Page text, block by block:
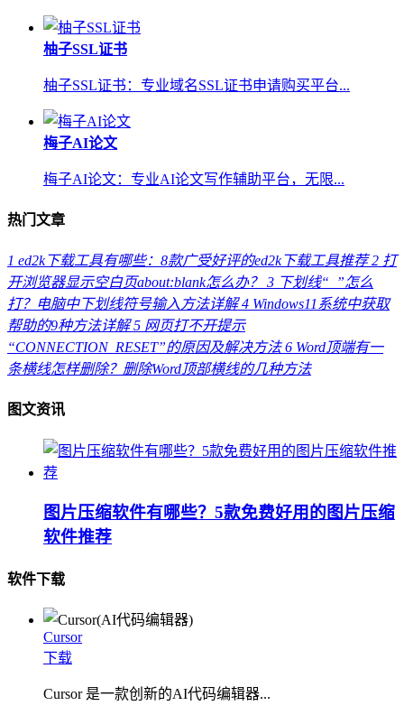
柚子SSL证书
柚子SSL证书：专业域名SSL证书申请购买平台...
梅子AI论文
梅子AI论文：专业AI论文写作辅助平台，无限...
热门文章
1 ed2k下载工具有哪些：8款广受好评的ed2k下载工具推荐 2 打
开浏览器显示空白页about:blank怎么办？ 3 下划线“_”怎么
打？电脑中下划线符号输入方法详解 4 Windows11系统中获取
帮助的9种方法详解 5 网页打不开提示
“CONNECTION_RESET”的原因及解决方法 6 Word顶端有一
条横线怎样删除？删除Word顶部横线的几种方法
图文资讯
图片压缩软件有哪些？5款免费好用的图片压缩
软件推荐
软件下载
Cursor
下载
Cursor 是一款创新的AI代码编辑器...